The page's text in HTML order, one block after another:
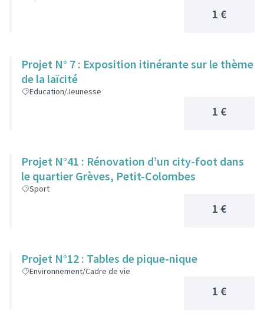
1 €
Projet N° 7 : Exposition itinérante sur le thème
de la laïcité
Education/Jeunesse
1 €
Projet N°41 : Rénovation d’un city-foot dans
le quartier Grèves, Petit-Colombes
Sport
1 €
Projet N°12 : Tables de pique-nique
Environnement/Cadre de vie
1 €